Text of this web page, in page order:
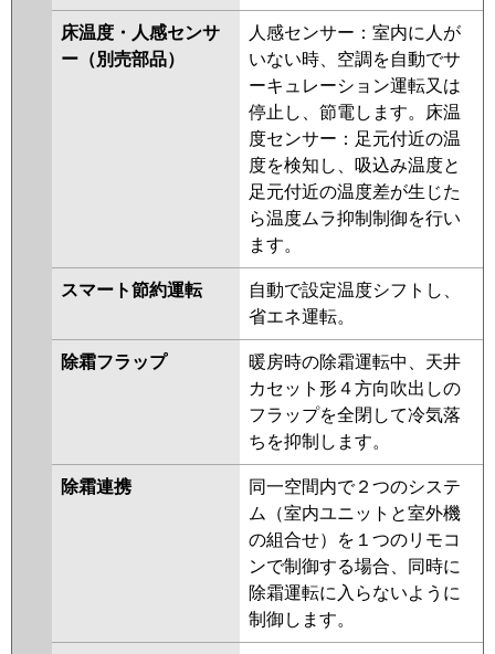
HRMP112HF5 PLZ-
HRMP112HFG5 PLZ-
ERMP112HLE5 PLZ-
ERMP112HE5 PLZ-ERMP112H5
PLZ-HRMP112HBF4 PLZ-
HRMP112HF4 PLZ-HRMP112H4
PLZ-HRMP112HFG4
PLZ-
ERMP112H4 PLZ-ERMP112HLE4
PLZ-ERMP112HE4 PLZ-
HRMP112HFG3
HRMP112HF3
PLZ-HRMP112H3
PLZ-ERMP112H3 PLZ-
ERMP112HLE3 PLZ-
ERMP112HE3 PLZ-
HRMP112HFG2 PLZ-
HRMP112HF2 PLZ-HRMP112H2
PLZ-ERMP112HE2
PLZ-
ERMP112H2 PLZ-ERMP112HLE2
PLZ-HRMP112EZ PLZ-
HRMP112EFGZ PLZ-
HRMP112EFZ PLZ-ERMP112EEZ
PLZ-ERMP112EZ PLZ-
ERMP112ELEZ PLZ-
HRMP112EFGY PLZ-
HRMP112EFY PLZ-HRMP112EY
床温度・人感センサ
ー（別売部品）
人感センサー：室内に人が
いない時、空調を自動でサ
ーキュレーション運転又は
停止し、節電します。床温
度センサー：足元付近の温
度を検知し、吸込み温度と
足元付近の温度差が生じた
ら温度ムラ抑制制御を行い
ます。
スマート節約運転
自動で設定温度シフトし、
省エネ運転。
除霜フラップ
暖房時の除霜運転中、天井
カセット形４方向吹出しの
フラップを全閉して冷気落
ちを抑制します。
除霜連携
同一空間内で２つのシステ
ム（室内ユニットと室外機
の組合せ）を１つのリモコ
ンで制御する場合、同時に
除霜運転に入らないように
制御します。